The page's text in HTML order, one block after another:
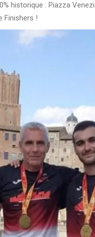
historique : Piazza
Finishers !